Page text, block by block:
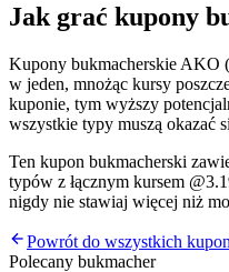
Jak grać kupony
Kupony bukmacherskie AKO
w jeden, mnożąc kursy
kuponie, tym wyższy
wszystkie typy muszą okazać
Ten kupon bukmacherski
typów z łącznym kursem @
nigdy nie stawiaj więcej niż
Powrót do wszystkich
Polecany bukmacher